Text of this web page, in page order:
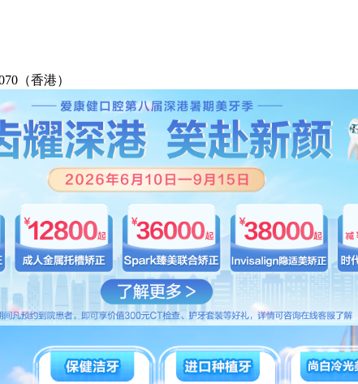
（香港）